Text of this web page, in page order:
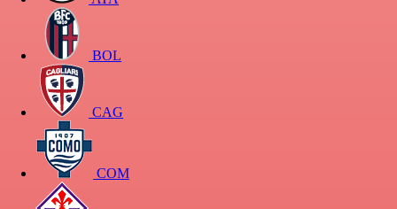
BOL
CAG
COM